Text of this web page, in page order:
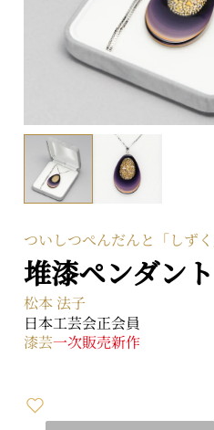
ARTerraceとは プライバシーポリシー
ついしつぺんだんと「しずく
堆漆ペンダン
松本 法子
日本工芸会正会員
漆芸一次販売新作